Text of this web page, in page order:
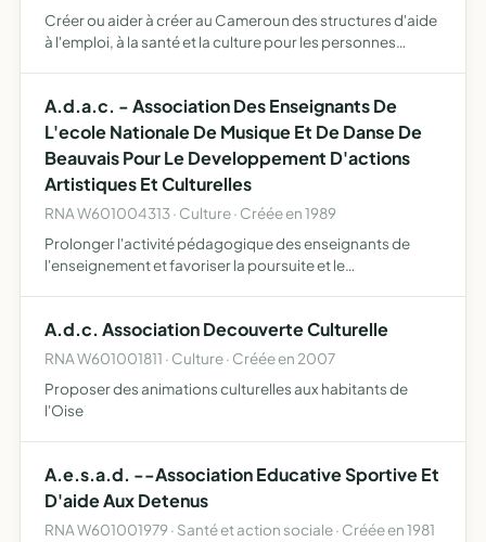
Créer ou aider à créer au Cameroun des structures d'aide
à l'emploi, à la santé et la culture pour les personnes
A.d.a.c. - Association Des Enseignants De
L'ecole Nationale De Musique Et De Danse De
Beauvais Pour Le Developpement D'actions
Artistiques Et Culturelles
RNA W601004313 · Culture · Créée en 1989
Prolonger l'activité pédagogique des enseignants de
l'enseignement et favoriser la poursuite et le
liens e…
A.d.c. Association Decouverte Culturelle
RNA W601001811 · Culture · Créée en 2007
Proposer des animations culturelles aux habitants de
l'Oise
A.e.s.a.d. --Association Educative Sportive Et
D'aide Aux Detenus
RNA W601001979 · Santé et action sociale · Créée en 1981